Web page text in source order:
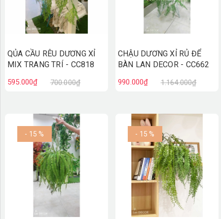
QỦA CẦU RÊU DƯƠNG XỈ
MIX TRANG TRÍ - CC818
595.000₫ 700.000₫
CHẬU DƯƠNG XỈ RỦ ĐỂ
BÀN LAN DECOR - CC662
990.000₫ 1.164.000₫
- 15 % - 15 %